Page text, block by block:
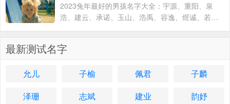
2023兔年最好的男孩名字大全：宇源、重阳、泉
浩、建云、承诺、玉山、浩禹、容逸、煜诚、若
天、融凯、溢涵、德权、书远、沐霜、登峰、洪
最新测试名字
允儿 子榆 佩君
子麟
泽珊
志斌 建业
韵妤